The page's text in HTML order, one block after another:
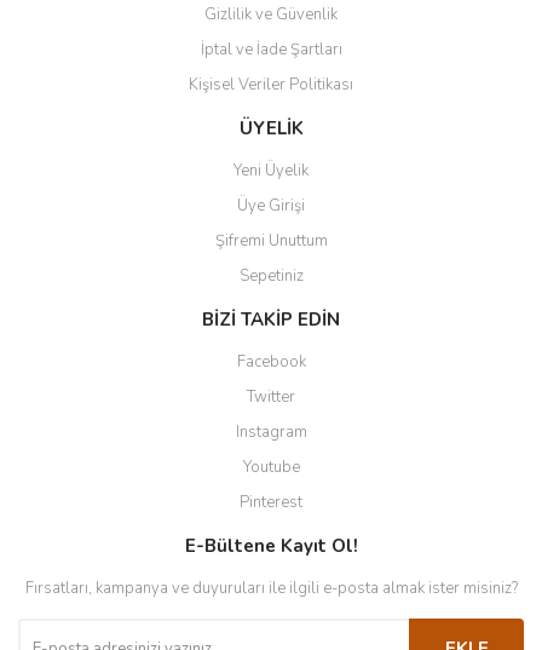
Gönder
Gizlilik ve Güvenlik
İptal ve İade Şartları
Kişisel Veriler Politikası
ÜYELİK
Yeni Üyelik
Üye Girişi
Şifremi Unuttum
Sepetiniz
BİZİ TAKİP EDİN
Facebook
Twitter
Instagram
Youtube
Pinterest
E-Bültene Kayıt Ol!
Fırsatları, kampanya ve duyuruları ile ilgili e-posta almak ister misiniz?